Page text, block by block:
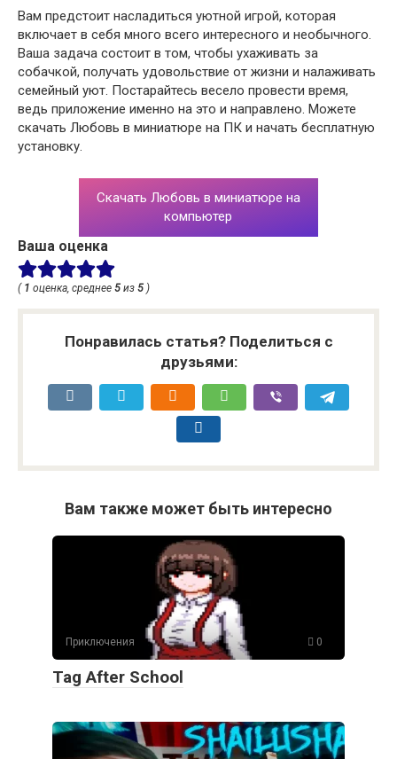
Вам предстоит насладиться уютной игрой, которая
включает в себя много всего интересного и необычного.
Ваша задача состоит в том, чтобы ухаживать за
собачкой, получать удовольствие от жизни и налаживать
семейный уют. Постарайтесь весело провести время,
ведь приложение именно на это и направлено. Можете
скачать Любовь в миниатюре на ПК и начать бесплатную
установку.
Скачать Любовь в миниатюре на
компьютер
Ваша оценка
( 1 оценка, среднее 5 из 5 )
Понравилась статья? Поделиться с
друзьями:
Вам также может быть интересно
Приключения 0
Tag After School